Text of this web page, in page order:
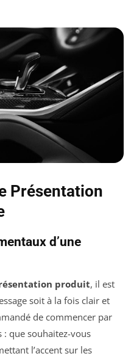
Présentation
d’une
produit, il est
soit à la fois clair et
de commencer par
que souhaitez-vous
l’accent sur les